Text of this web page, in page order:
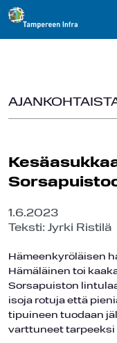
1.6.2023
Teksti: Jyrki Ristilä
Hämeenkyröläisen
Hämäläinen toi
Sorsapuiston
isoja rotuja että
tipuineen tuodaan
varttuneet tarpeeksi